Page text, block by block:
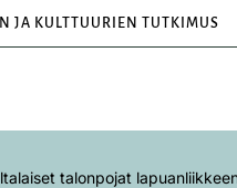
JA KULTTUURIEN TUTKIMUS
talonpojat